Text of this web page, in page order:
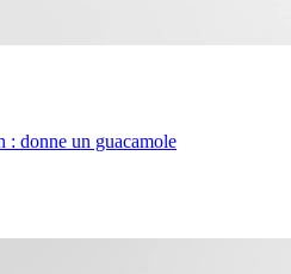
: donne un guacamole